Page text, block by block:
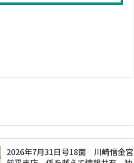
2026年7月31日号18面 川崎信金宮